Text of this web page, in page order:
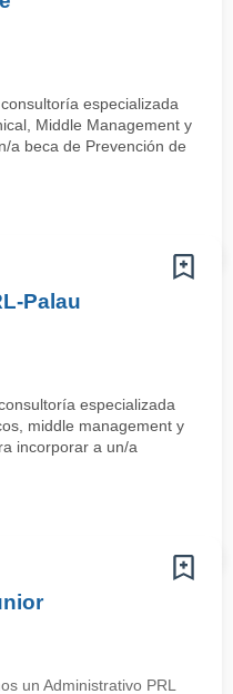
especializada
Middle Management y
a beca de Prevención de
Palau
especializada
middle management y
incorporar a un/a
un Administrativo PRL